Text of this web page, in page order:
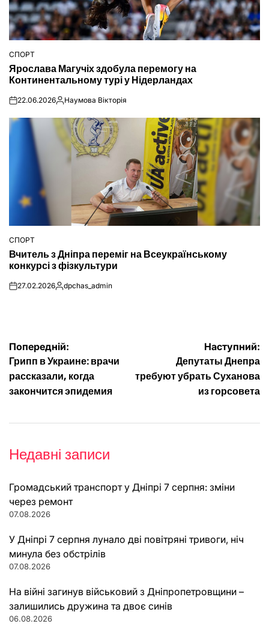
ОПУБЛІКУВАТИ
У
СПОРТ
Ярослава Магучіх здобула перемогу на
Континентальному турі у Нідерландах
on22.06.2026Опубліковано
Наумова Вікторія
ОПУБЛІКУВАТИ
У
СПОРТ
Вчитель з Дніпра переміг на Всеукраїнському
конкурсі з фізкультури
on27.02.2026Опубліковано
dpchas_admin
Навігація
записів
Попередній:
Грипп в Украине: врачи
рассказали, когда
закончится эпидемия
Наступний:
Депутаты Днепра
требуют убрать Суханова
из горсовета
Недавні записи
Громадський транспорт у Дніпрі 7 серпня: зміни
через ремонт
07.08.2026
У Дніпрі 7 серпня лунало дві повітряні тривоги, ніч
минула без обстрілів
07.08.2026
На війні загинув військовий з Дніпропетровщини –
залишились дружина та двоє синів
06.08.2026